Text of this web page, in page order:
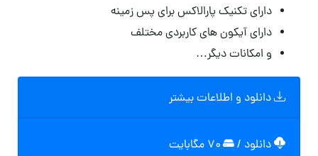
دارای تکنیک پارالاکس برای پس زمینه
دارای آیکون های کاربردی مختلف
و امکانات دیگر…
دانلود و اطلاعات بیشتر
دانلود /